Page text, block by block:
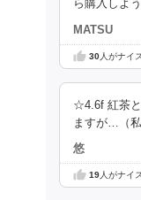
ら購入しよ
MATSU
30人がナイ
☆4.6f 紅茶
ますが…（
悠
19人がナイ